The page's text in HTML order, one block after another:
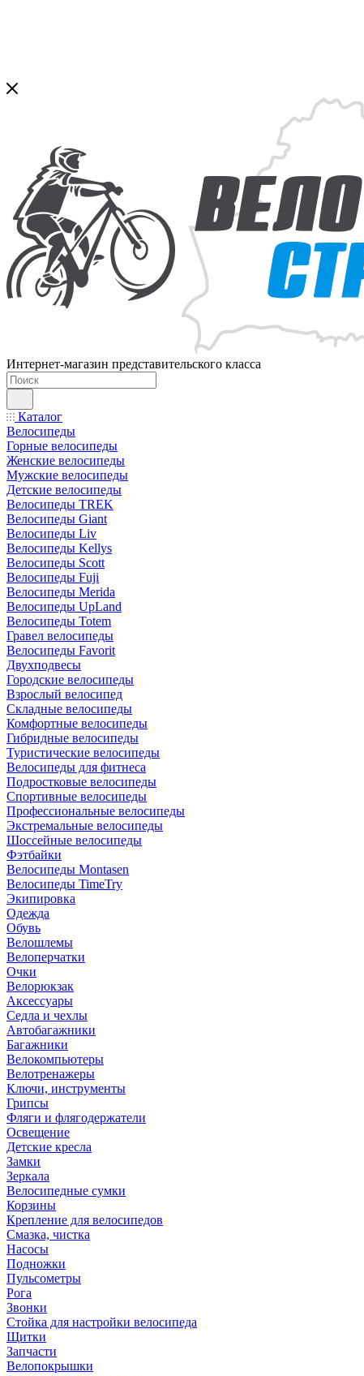
Интернет-магазин представительского класса
Каталог
Велосипеды
Горные велосипеды
Женские велосипеды
Мужские велосипеды
Детские велосипеды
Велосипеды TREK
Велосипеды Giant
Велосипеды Liv
Велосипеды Kellys
Велосипеды Scott
Велосипеды Fuji
Велосипеды Merida
Велосипеды UpLand
Велосипеды Totem
Гравел велосипеды
Велосипеды Favorit
Двухподвесы
Городские велосипеды
Взрослый велосипед
Складные велосипеды
Комфортные велосипеды
Гибридные велосипеды
Туристические велосипеды
Велосипеды для фитнеса
Подростковые велосипеды
Спортивные велосипеды
Профессиональные велосипеды
Экстремальные велосипеды
Шоссейные велосипеды
Фэтбайки
Велосипеды Montasen
Велосипеды TimeTry
Экипировка
Одежда
Обувь
Велошлемы
Велоперчатки
Очки
Велорюкзак
Аксессуары
Седла и чехлы
Автобагажники
Багажники
Велокомпьютеры
Велотренажеры
Ключи, инструменты
Грипсы
Фляги и флягодержатели
Освещение
Детские кресла
Замки
Зеркала
Велосипедные сумки
Корзины
Крепление для велосипедов
Смазка, чистка
Насосы
Подножки
Пульсометры
Рога
Звонки
Стойка для настройки велосипеда
Щитки
Запчасти
Велопокрышки